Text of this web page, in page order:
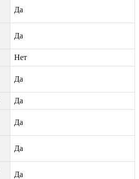
Да
Да
Нет
Да
Да
Да
Да
Да